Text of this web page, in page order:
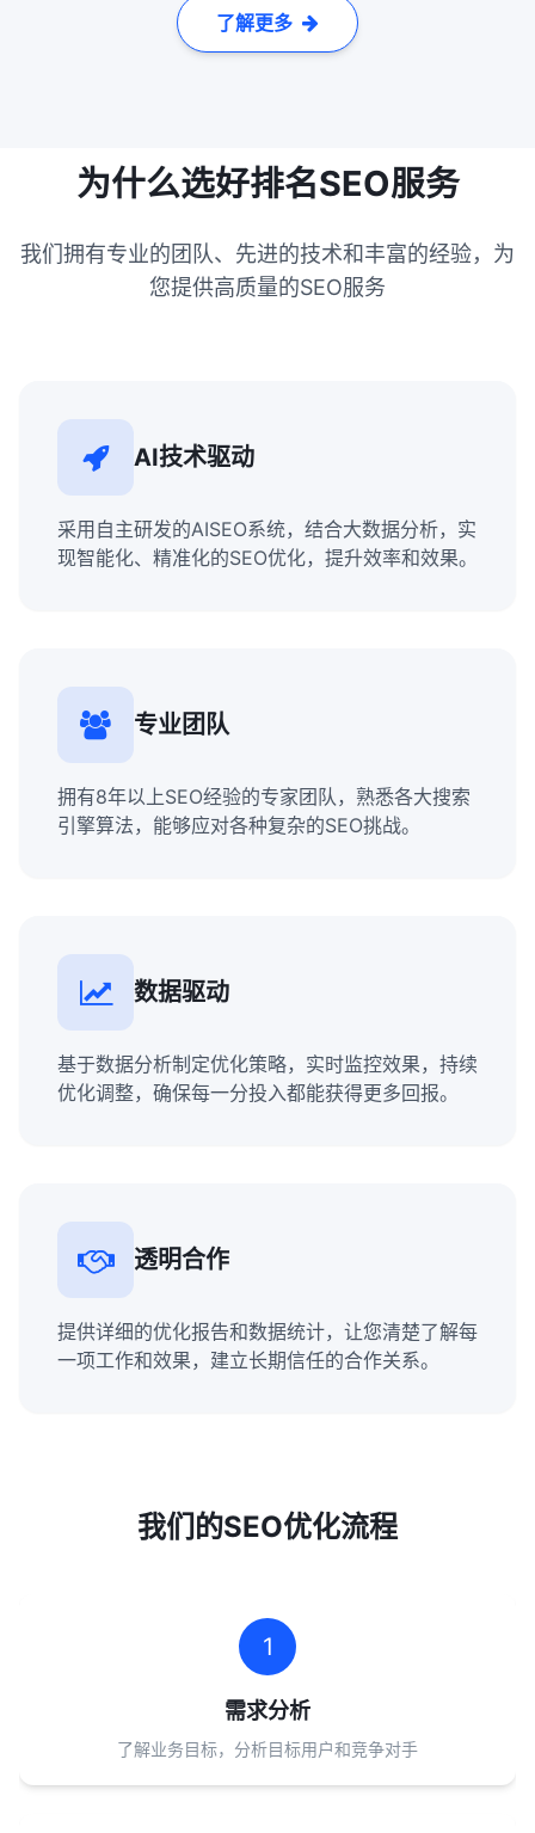
了解更多
为什么选好排名SEO服务
我们拥有专业的团队、先进的技术和丰富的经验，为
您提供高质量的SEO服务
AI技术驱动
采用自主研发的AISEO系统，结合大数据分析，实
现智能化、精准化的SEO优化，提升效率和效果。
专业团队
拥有8年以上SEO经验的专家团队，熟悉各大搜索
引擎算法，能够应对各种复杂的SEO挑战。
数据驱动
基于数据分析制定优化策略，实时监控效果，持续
优化调整，确保每一分投入都能获得更多回报。
透明合作
提供详细的优化报告和数据统计，让您清楚了解每
一项工作和效果，建立长期信任的合作关系。
我们的SEO优化流程
1
需求分析
了解业务目标，分析目标用户和竞争对手